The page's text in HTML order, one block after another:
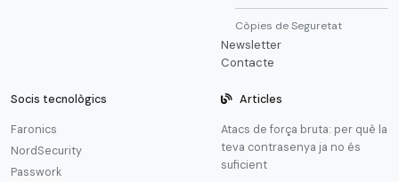
Còpies de Seguretat
Newsletter
Contacte
Socis tecnològics
Faronics
NordSecurity
Passwork
Articles
Atacs de força bruta: per què la
teva contrasenya ja no és
suficient